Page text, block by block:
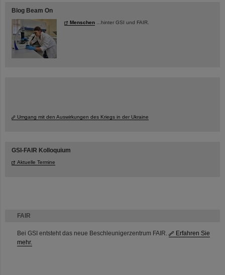
FAIR
Bei GSI entsteht das neue Beschleunigerzentrum FAIR.
Erfahren Sie
mehr.
Blog Beam On
Menschen ...hinter GSI und FAIR.
Umgang mit den Auswirkungen des Kriegs in der Ukraine
GSI-FAIR Kolloquium
Aktuelle Termine